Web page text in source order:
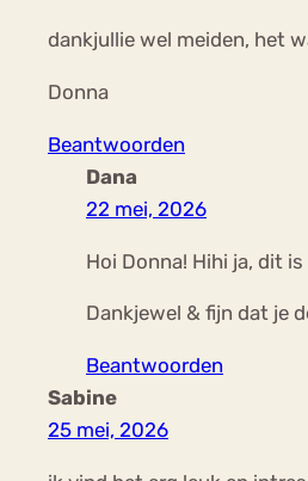
dankjullie wel meiden, het
Donna
Beantwoorden
Dana
22 mei, 2026
Hoi Donna! Hihi ja, dit
Dankjewel & fijn dat je
Beantwoorden
Sabine
25 mei, 2026